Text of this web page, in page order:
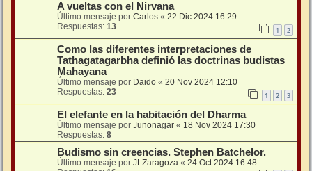
A vueltas con el Nirvana
Último mensaje por Carlos « 22 Dic 2024 16:29
Respuestas: 13 1 2
Como las diferentes interpretaciones de
Tathagatagarbha definió las doctrinas budistas
Mahayana
Último mensaje por Daido « 20 Nov 2024 12:10
Respuestas: 23 1 2 3
El elefante en la habitación del Dharma
Último mensaje por Junonagar « 18 Nov 2024 17:30
Respuestas: 8
Budismo sin creencias. Stephen Batchelor.
Último mensaje por JLZaragoza « 24 Oct 2024 16:48